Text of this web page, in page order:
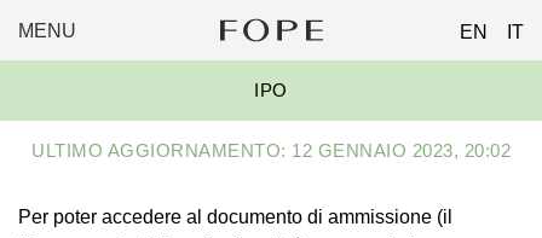
MENU
FOPE
GROUP
EN IT
IPO
ULTIMO AGGIORNAMENTO: 12 GENNAIO 2023, 20:02
Per poter accedere al documento di ammissione (il